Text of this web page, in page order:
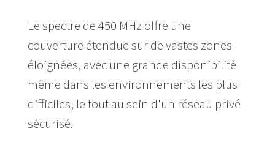
Le spectre de 450 MHz offre une
couverture étendue sur de vastes zones
éloignées, avec une grande disponibilité
même dans les environnements les plus
difficiles, le tout au sein d'un réseau privé
sécurisé.